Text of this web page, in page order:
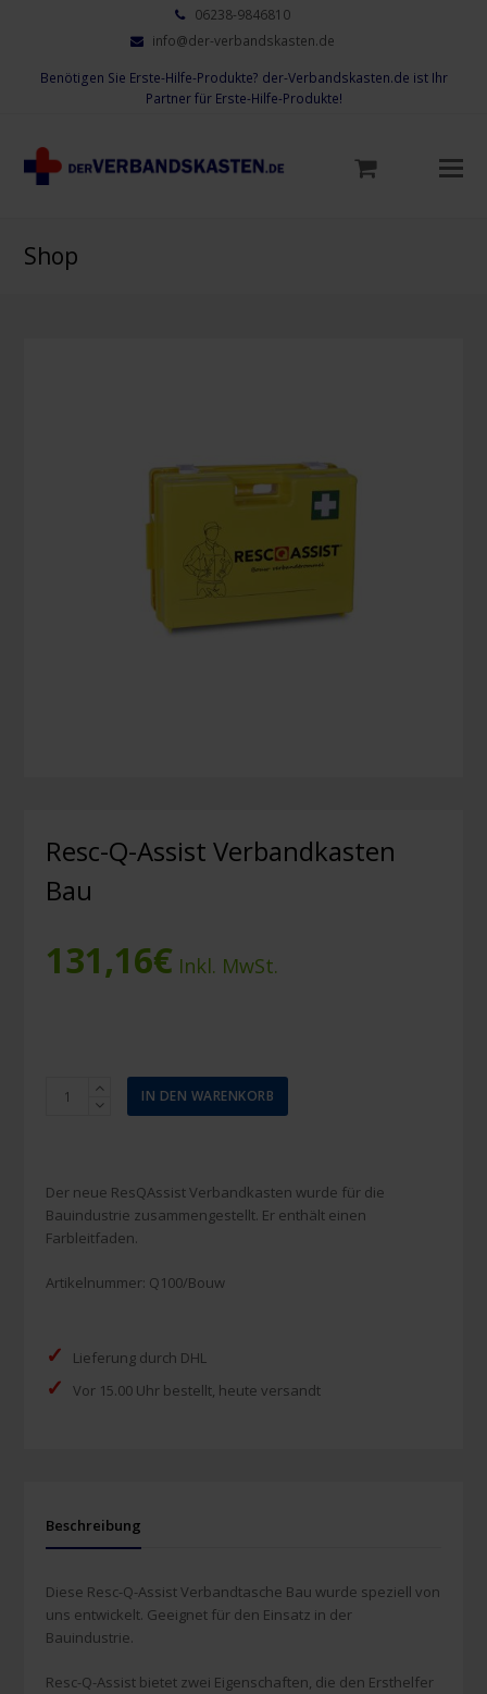
06238-9846810
info@der-verbandskasten.de
Benötigen Sie Erste-Hilfe-Produkte? der-Verbandskasten.de ist Ihr
Partner für Erste-Hilfe-Produkte!
Shop
Resc-Q-Assist Verbandkasten
Bau
131,16€ Inkl. MwSt.
Menge
IN DEN WARENKORB
Der neue ResQAssist Verbandkasten wurde für die
Bauindustrie zusammengestellt. Er enthält einen
Farbleitfaden.
Artikelnummer: Q100/Bouw
✓ Lieferung durch DHL
✓ Vor 15.00 Uhr bestellt, heute versandt
Beschreibung
Diese Resc-Q-Assist Verbandtasche Bau wurde speziell von
uns entwickelt. Geeignet für den Einsatz in der
Bauindustrie.
Resc-Q-Assist bietet zwei Eigenschaften, die den Ersthelfer